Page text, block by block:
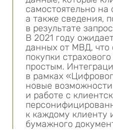
самостоятельно на
а также сведения,
в результате
В 2021 году
данных от МВД, что
покупки
простым.
в рамках
новые
и работе с
к каждому клиенту
бумажного